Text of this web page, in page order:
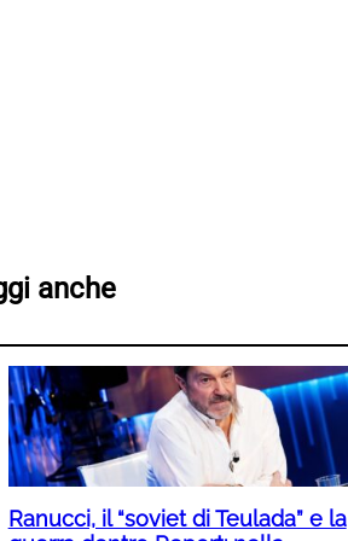
anche
Ranucci, il “soviet di Teulada” e la